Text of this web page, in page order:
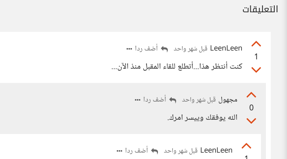
التعليقات
1
LeenLeen قبل شهر واحد أضف ردا
كنت أنتظر هذا...أتطلع للقاء المقبل منذ الآن...
0
مجهول قبل شهر واحد أضف ردا
الله يوفقك وييسر امرك.
LeenLeen قبل شهر واحد أضف ردا